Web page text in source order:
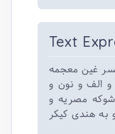
Text
غین معجمه
و الف و نون و
مصریه و
به هندی کیکر